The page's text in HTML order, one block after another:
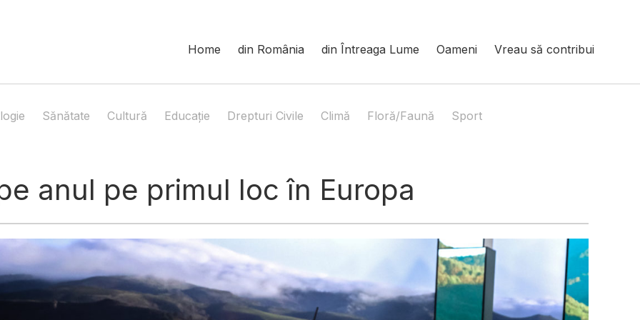
Home din România din Întreaga Lume Oameni Vreau să contribui
Sănătate Cultură Educație Drepturi Civile Climă Floră/Faună Sport
anul pe primul loc în Europa